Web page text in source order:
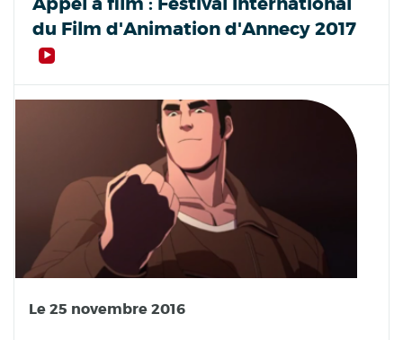
du Film d'Animation d'Annecy 2017
Le 25 novembre 2016